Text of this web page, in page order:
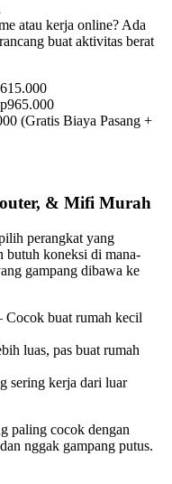
atau kerja online? Ada
buat aktivitas berat
(Gratis Biaya Pasang +
& Mifi Murah
perangkat yang
butuh koneksi di mana-
gampang dibawa ke
Cocok buat rumah kecil
luas, pas buat rumah
sering kerja dari luar
paling cocok dengan
nggak gampang putus.